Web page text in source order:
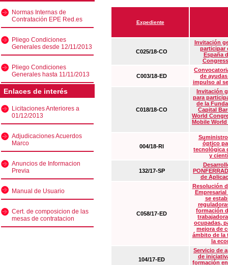
Normas Internas de
Contratación EPE Red.es
Pliego Condiciones
Generales desde 12/11/2013
Pliego Condiciones
Generales hasta 11/11/2013
Enlaces de interés
Licitaciones Anteriores a
01/12/2013
Adjudicaciones Acuerdos
Marco
Anuncios de Informacion
Previa
Manual de Usuario
Cert. de composicion de las
mesas de contratacion
Expediente
C025/18-CO
Invitación
participar
España
C003/18-ED
de
impulso al
C018/18-CO
Invitación
para
de la
Capital
World
Mobile
004/18-RI
óptico
tecnológica
y
132/17-SP
de
C058/17-ED
Resolución
Empresarial
se
formación
ocupadas,
mejora de
ámbito de la
la
104/17-ED
Servicio de
de
formación